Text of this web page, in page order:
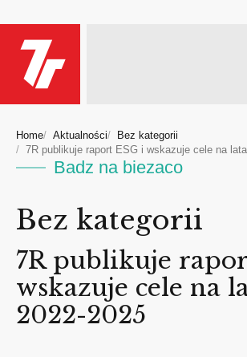
Home Aktualności
Bez kategorii
7R publikuje raport ESG i wskazuje cele na
Badz na biezaco
Bez kategorii
7R publikuje
wskazuje cele na
2022-2025